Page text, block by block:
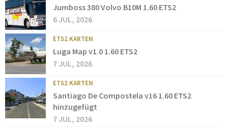
Jumboss 380 Volvo B10M 1.60 ETS2
6 JUL, 2026
ETS2 KARTEN
Luga Map v1.0 1.60 ETS2
7 JUL, 2026
ETS2 KARTEN
Santiago De Compostela v16 1.60 ETS2
hinzugefügt
7 JUL, 2026